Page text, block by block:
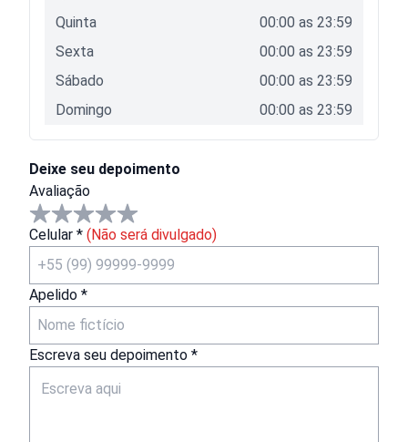
Quinta
00:00 as 23:59
Sexta
00:00 as 23:59
Sábado
00:00 as 23:59
Domingo
00:00 as 23:59
Deixe seu depoimento
Avaliação
Celular * (Não será divulgado)
Apelido *
Escreva seu depoimento *